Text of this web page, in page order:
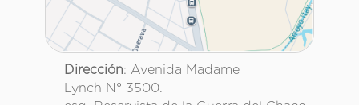
Dirección: Avenida Madame
Lynch N° 3500.